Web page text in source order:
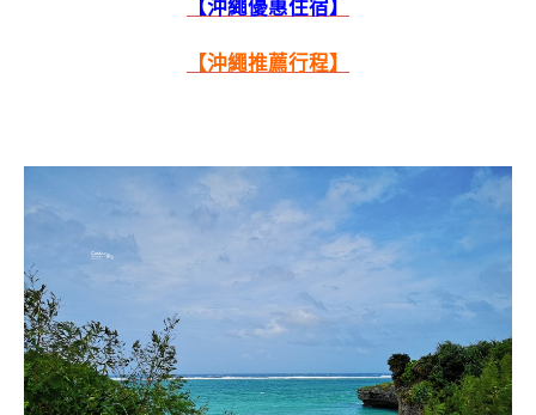
【沖繩優惠住宿】
【沖繩推薦行程】